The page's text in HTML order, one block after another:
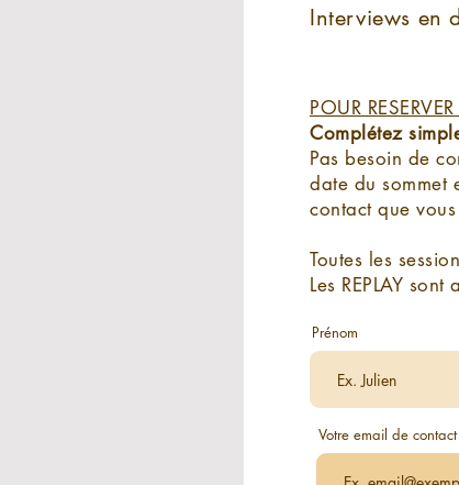
Interviews en
POUR
Complétez
Pas besoin de
date du sommet
contact que vous
Toutes les
Les REPLAY
Prénom
Votre email de